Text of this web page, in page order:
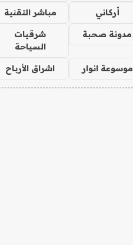
أركاني مباشر التقنية
مدونة صحبة
شرقيات
السياحة
موسوعة انوار اشراق الأرباح